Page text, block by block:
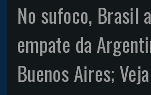
No sufoco, Brasil
empate da
Buenos Aires; Veja